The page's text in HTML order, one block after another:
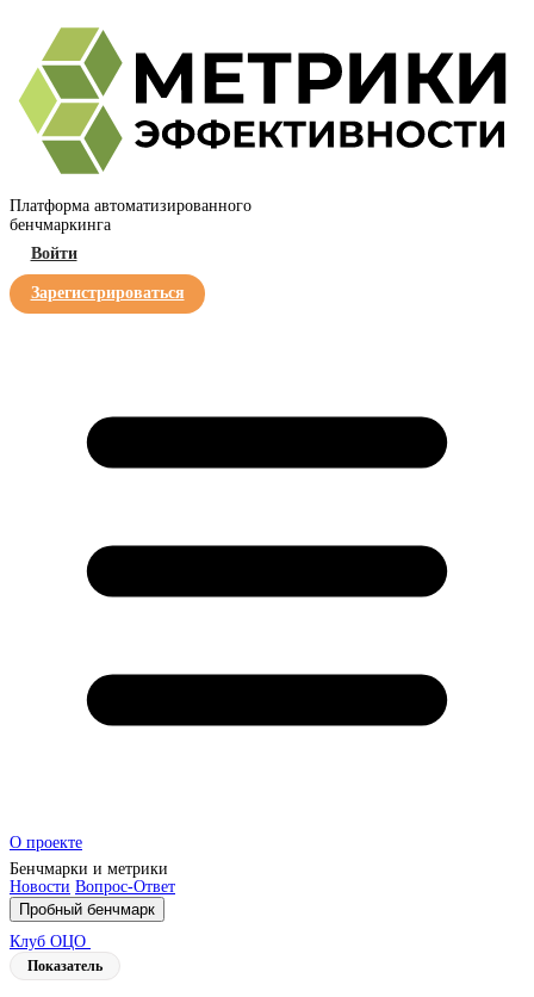
Платформа автоматизированного
бенчмаркинга
Войти
Зарегистрироваться
О проекте
Бенчмарки и метрики
Новости Вопрос-Ответ
Пробный бенчмарк
Клуб ОЦО
Показатель